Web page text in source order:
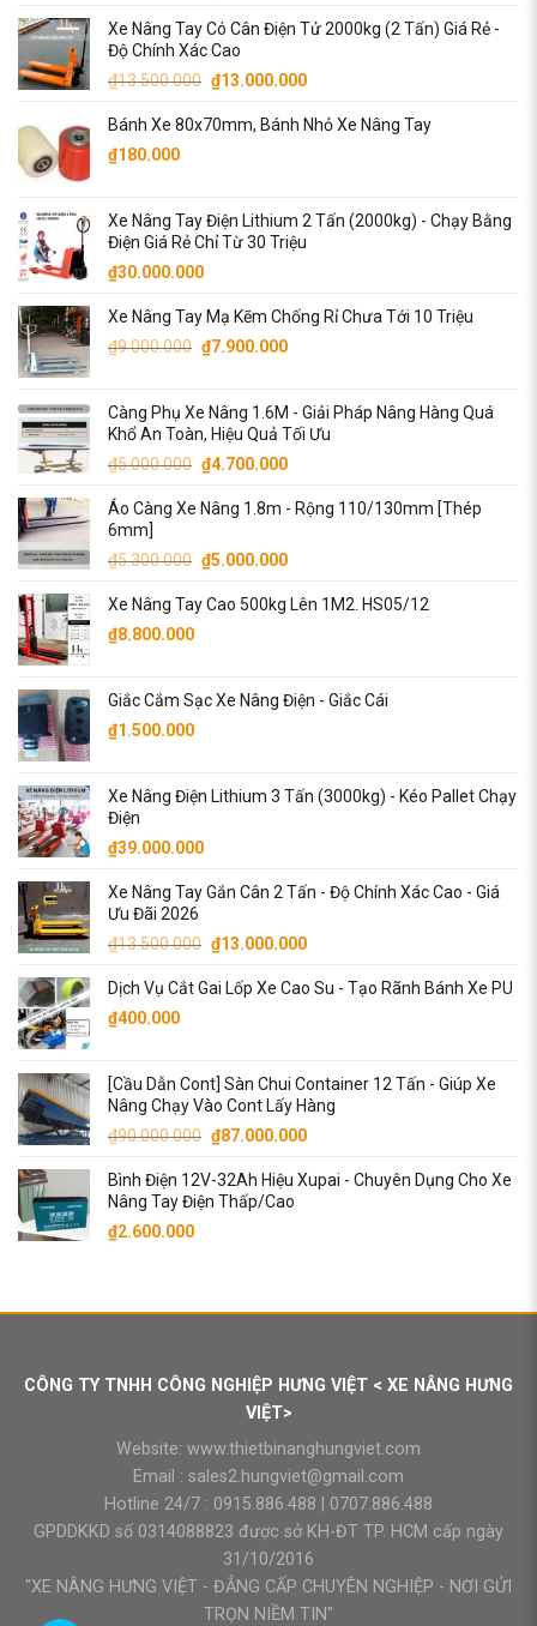
là:
₫14.500.000.
tại
₫14.000.000.
Xe Nâng Tay Có Cân Điện Tử 2000kg (2 Tấn) Giá Rẻ -
Độ Chính Xác Cao
₫13.500.000 Giá
là:
₫13.000.000Giá
tại
Bánh Xe 80x70mm, Bánh Nhỏ Xe Nâng Tay
₫180.000
Xe Nâng Tay Điện Lithium 2 Tấn (2000kg) - Chạy Bằng
Điện Giá Rẻ Chỉ Từ 30 Triệu
₫30.000.000
Xe Nâng Tay Mạ Kẽm Chống Rỉ Chưa Tới 10 Triệu
₫9.000.000 Giá
₫9.000.000.
₫7.900.000Giá
là:
₫7.900.000.
Càng Phụ Xe Nâng 1.6M - Giải Pháp Nâng Hàng Quá
Khổ An Toàn, Hiệu Quả Tối Ưu
₫5.000.000 Giá
là:
₫4.700.000Giá
tại
₫4.700.000.
Áo Càng Xe Nâng 1.8m - Rộng 110/130mm [Thép
6mm]
₫5.300.000 Giá
là:
₫5.000.000Giá
tại
Xe Nâng Tay Cao 500kg Lên 1M2. HS05/12
₫8.800.000
Giắc Cắm Sạc Xe Nâng Điện - Giắc Cái
₫1.500.000
Xe Nâng Điện Lithium 3 Tấn (3000kg) - Kéo Pallet Chạy
Điện
₫39.000.000
Xe Nâng Tay Gắn Cân 2 Tấn - Độ Chính Xác Cao - Giá
Ưu Đãi 2026
₫13.500.000 Giá
là:
₫13.000.000Giá
tại
Dịch Vụ Cắt Gai Lốp Xe Cao Su - Tạo Rãnh Bánh Xe PU
₫400.000
[Cầu Dẫn Cont] Sàn Chui Container 12 Tấn - Giúp Xe
Nâng Chạy Vào Cont Lấy Hàng
₫90.000.000 Giá
là:
₫90.000.000.
₫87.000.000Giá
tại
Bình Điện 12V-32Ah Hiệu Xupai - Chuyên Dụng Cho Xe
Nâng Tay Điện Thấp/Cao
₫2.600.000
CÔNG TY TNHH CÔNG NGHIỆP HƯNG VIỆT < XE NÂNG HƯNG
VIỆT>
Website: www.thietbinanghungviet.com
Email : sales2.hungviet@gmail.com
Hotline 24/7 : 0915.886.488
0707.886.488
GPDDKKD số 0314088823 được sở KH-ĐT TP. HCM cấp ngày
31/10/2016
"XE NÂNG HƯNG VIỆT - ĐẲNG CẤP CHUYÊN NGHIỆP - NƠI GỬI
TRỌN NIỀM TIN"